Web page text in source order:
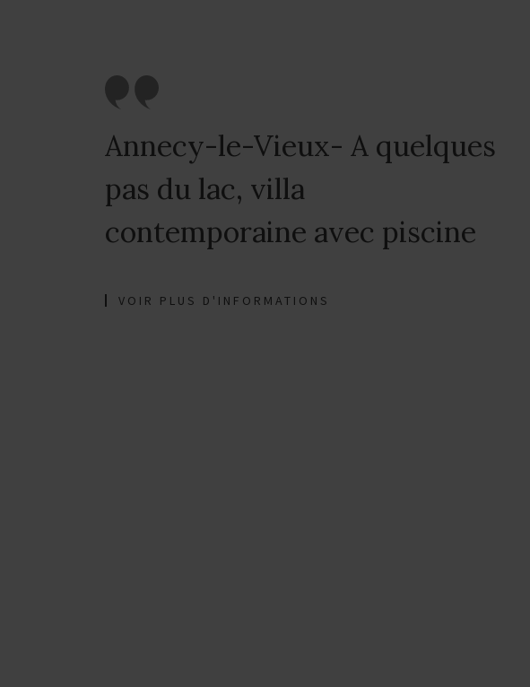
Annecy-le-Vieux- A quelques
pas du lac, villa
contemporaine avec piscine
VOIR PLUS D'INFORMATIONS